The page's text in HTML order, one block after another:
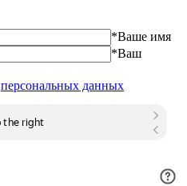
*Ваше имя
*Ваш
персональных данных